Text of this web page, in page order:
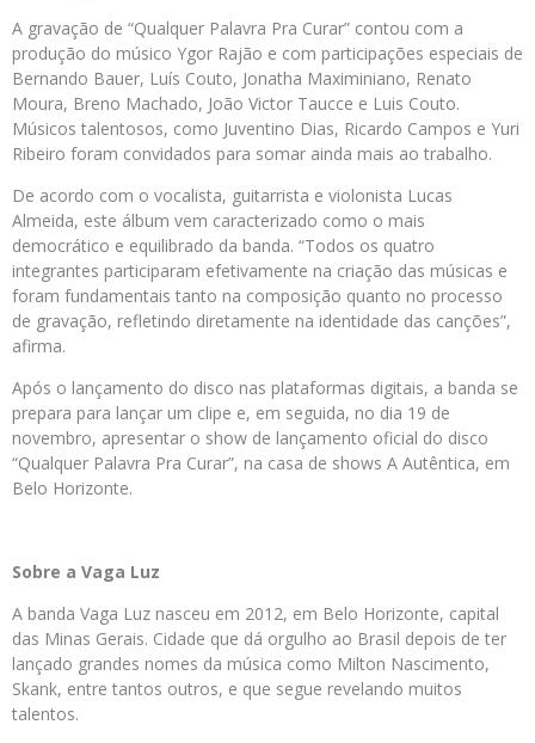
A gravação de “Qualquer Palavra Pra Curar” contou com a
produção do músico Ygor Rajão e com participações especiais de
Bernando Bauer, Luís Couto, Jonatha Maximiniano, Renato
Moura, Breno Machado, João Victor Taucce e Luis Couto.
Músicos talentosos, como Juventino Dias, Ricardo Campos e Yuri
Ribeiro foram convidados para somar ainda mais ao trabalho.
De acordo com o vocalista, guitarrista e violonista Lucas
Almeida, este álbum vem caracterizado como o mais
democrático e equilibrado da banda. “Todos os quatro
integrantes participaram efetivamente na criação das músicas e
foram fundamentais tanto na composição quanto no processo
de gravação, refletindo diretamente na identidade das canções”,
afirma.
Após o lançamento do disco nas plataformas digitais, a banda se
prepara para lançar um clipe e, em seguida, no dia 19 de
novembro, apresentar o show de lançamento oficial do disco
“Qualquer Palavra Pra Curar”, na casa de shows A Autêntica, em
Belo Horizonte.
Sobre a Vaga Luz
A banda Vaga Luz nasceu em 2012, em Belo Horizonte, capital
das Minas Gerais. Cidade que dá orgulho ao Brasil depois de ter
lançado grandes nomes da música como Milton Nascimento,
Skank, entre tantos outros, e que segue revelando muitos
talentos.